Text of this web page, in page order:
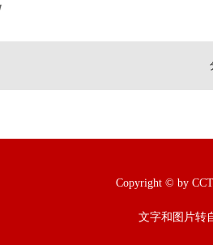
Copyright © by
文字和图片转